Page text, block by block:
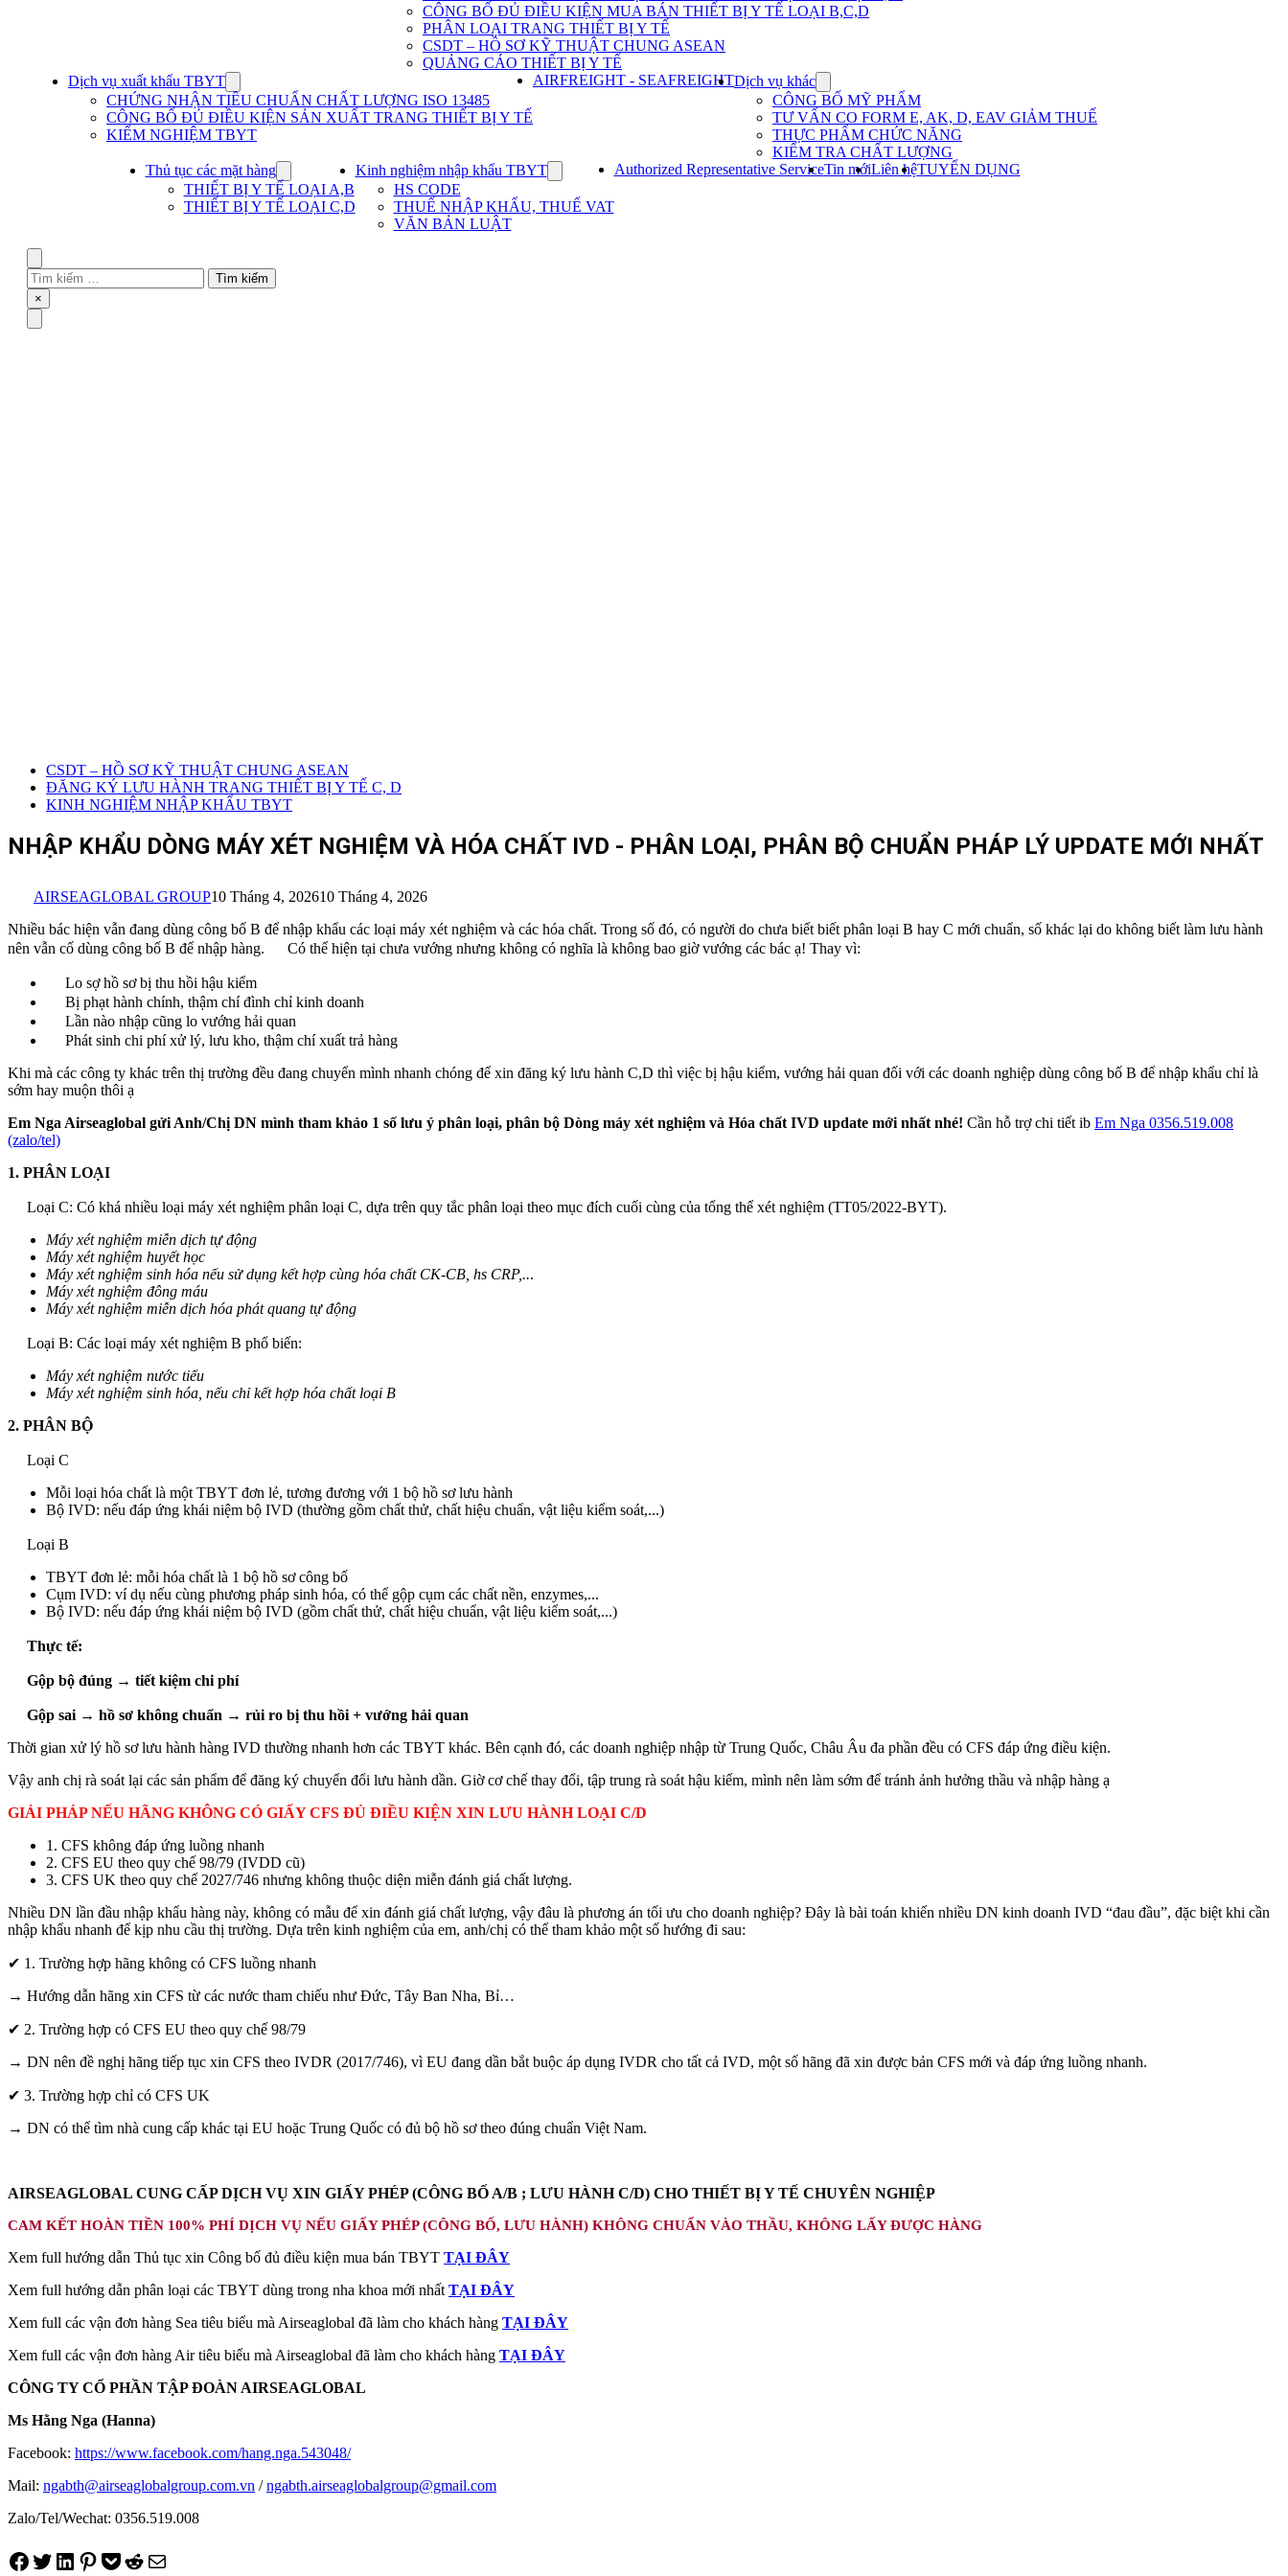
vụ
nhập
khẩu
TBYT
CÔNG BỐ ĐỦ ĐIỀU KIỆN MUA BÁN THIẾT BỊ Y TẾ LOẠI B,C,D
PHÂN LOẠI TRANG THIẾT BỊ Y TẾ
CSDT – HỒ SƠ KỸ THUẬT CHUNG ASEAN
QUẢNG CÁO THIẾT BỊ Y TẾ
Dịch vụ xuất khẩu TBYT
submenu
for
Dịch
vụ
khẩu
TBYT
CHỨNG NHẬN TIÊU CHUẨN CHẤT LƯỢNG ISO 13485
CÔNG BỐ ĐỦ ĐIỀU KIỆN SẢN XUẤT TRANG THIẾT BỊ Y TẾ
KIỂM NGHIỆM TBYT
AIRFREIGHT - SEAFREIGHTDịch vụ khác
submenu
for
Dịch
vụ
khác
CÔNG BỐ MỸ PHẨM
TƯ VẤN CO FORM E, AK, D, EAV GIẢM THUẾ
THỰC PHẨM CHỨC NĂNG
KIỂM TRA CHẤT LƯỢNG
Thủ tục các mặt hàng
submenu
for
Thủ
THIẾT BỊ Y TẾ LOẠI A,B
THIẾT BỊ Y TẾ LOẠI C,D
Kinh nghiệm nhập khẩu TBYT
submenu
for
Kinh
HS CODE
THUẾ NHẬP KHẨU, THUẾ VAT
VĂN BẢN LUẬT
Authorized Representative ServiceTin mớiLiên hệTUYỂN DỤNG
Tìm
kiếm
cho:
Close
×
CSDT – HỒ SƠ KỸ THUẬT CHUNG ASEAN
ĐĂNG KÝ LƯU HÀNH TRANG THIẾT BỊ Y TẾ C, D
KINH NGHIỆM NHẬP KHẨU TBYT
NHẬP KHẨU DÒNG MÁY XÉT NGHIỆM VÀ HÓA CHẤT IVD - PHÂN LOẠI, PHÂN BỘ CHUẨN PHÁP LÝ UPDATE MỚI NHẤT
AIRSEAGLOBAL GROUP10 Tháng 4, 202610 Tháng 4, 2026
Nhiều bác hiện vẫn đang dùng công bố B để nhập khẩu các loại máy xét nghiệm và các hóa chất. Trong số đó, có người do chưa biết biết phân loại B hay C mới chuẩn, số khác lại do không biết làm lưu hành
nên vẫn cố dùng công bố B để nhập hàng.
Có thể hiện tại chưa vướng nhưng không có nghĩa là không bao giờ vướng các bác ạ! Thay vì:
Lo sợ hồ sơ bị thu hồi hậu kiểm
Bị phạt hành chính, thậm chí đình chỉ kinh doanh
Lần nào nhập cũng lo vướng hải quan
Phát sinh chi phí xử lý, lưu kho, thậm chí xuất trả hàng
Khi mà các công ty khác trên thị trường đều đang chuyển mình nhanh chóng để xin đăng ký lưu hành C,D thì việc bị hậu kiểm, vướng hải quan đối với các doanh nghiệp dùng công bố B để nhập khẩu chỉ là
sớm hay muộn thôi ạ
Em Nga Airseaglobal gửi Anh/Chị DN mình tham khảo 1 số lưu ý phân loại, phân bộ Dòng máy xét nghiệm và Hóa chất IVD update mới nhất nhé! Cần hỗ trợ chi tiết ib Em Nga 0356.519.008
(zalo/tel)
1. PHÂN LOẠI
Loại C: Có khá nhiều loại máy xét nghiệm phân loại C, dựa trên quy tắc phân loại theo mục đích cuối cùng của tổng thể xét nghiệm (TT05/2022-BYT).
Máy xét nghiệm miễn dịch tự động
Máy xét nghiệm huyết học
Máy xét nghiệm sinh hóa nếu sử dụng kết hợp cùng hóa chất CK-CB, hs CRP,...
Máy xét nghiệm đông máu
Máy xét nghiệm miễn dịch hóa phát quang tự động
Loại B: Các loại máy xét nghiệm B phổ biến:
Máy xét nghiệm nước tiểu
Máy xét nghiệm sinh hóa, nếu chỉ kết hợp hóa chất loại B
2. PHÂN BỘ
Loại C
Mỗi loại hóa chất là một TBYT đơn lẻ, tương đương với 1 bộ hồ sơ lưu hành
Bộ IVD: nếu đáp ứng khái niệm bộ IVD (thường gồm chất thử, chất hiệu chuẩn, vật liệu kiểm soát,...)
Loại B
TBYT đơn lẻ: mỗi hóa chất là 1 bộ hồ sơ công bố
Cụm IVD: ví dụ nếu cùng phương pháp sinh hóa, có thể gộp cụm các chất nền, enzymes,...
Bộ IVD: nếu đáp ứng khái niệm bộ IVD (gồm chất thử, chất hiệu chuẩn, vật liệu kiểm soát,...)
Thực tế:
Gộp bộ đúng → tiết kiệm chi phí
Gộp sai → hồ sơ không chuẩn → rủi ro bị thu hồi + vướng hải quan
Thời gian xử lý hồ sơ lưu hành hàng IVD thường nhanh hơn các TBYT khác. Bên cạnh đó, các doanh nghiệp nhập từ Trung Quốc, Châu Âu đa phần đều có CFS đáp ứng điều kiện.
Vậy anh chị rà soát lại các sản phẩm để đăng ký chuyển đổi lưu hành dần. Giờ cơ chế thay đổi, tập trung rà soát hậu kiểm, mình nên làm sớm để tránh ảnh hưởng thầu và nhập hàng ạ
GIẢI PHÁP NẾU HÃNG KHÔNG CÓ GIẤY CFS ĐỦ ĐIỀU KIỆN XIN LƯU HÀNH LOẠI C/D
1. CFS không đáp ứng luồng nhanh
2. CFS EU theo quy chế 98/79 (IVDD cũ)
3. CFS UK theo quy chế 2027/746 nhưng không thuộc diện miễn đánh giá chất lượng.
Nhiều DN lần đầu nhập khẩu hàng này, không có mẫu để xin đánh giá chất lượng, vậy đâu là phương án tối ưu cho doanh nghiệp? Đây là bài toán khiến nhiều DN kinh doanh IVD “đau đầu”, đặc biệt khi cần
nhập khẩu nhanh để kịp nhu cầu thị trường. Dựa trên kinh nghiệm của em, anh/chị có thể tham khảo một số hướng đi sau:
✔ 1. Trường hợp hãng không có CFS luồng nhanh
→ Hướng dẫn hãng xin CFS từ các nước tham chiếu như Đức, Tây Ban Nha, Bỉ…
✔ 2. Trường hợp có CFS EU theo quy chế 98/79
→ DN nên đề nghị hãng tiếp tục xin CFS theo IVDR (2017/746), vì EU đang dần bắt buộc áp dụng IVDR cho tất cả IVD, một số hãng đã xin được bản CFS mới và đáp ứng luồng nhanh.
✔ 3. Trường hợp chỉ có CFS UK
→ DN có thể tìm nhà cung cấp khác tại EU hoặc Trung Quốc có đủ bộ hồ sơ theo đúng chuẩn Việt Nam.
AIRSEAGLOBAL CUNG CẤP DỊCH VỤ XIN GIẤY PHÉP (CÔNG BỐ A/B ; LƯU HÀNH C/D) CHO THIẾT BỊ Y TẾ CHUYÊN NGHIỆP
CAM KẾT HOÀN TIỀN 100% PHÍ DỊCH VỤ NẾU GIẤY PHÉP (CÔNG BỐ, LƯU HÀNH) KHÔNG CHUẨN VÀO THẦU, KHÔNG LẤY ĐƯỢC HÀNG
Xem full hướng dẫn Thủ tục xin Công bố đủ điều kiện mua bán TBYT TẠI ĐÂY
Xem full hướng dẫn phân loại các TBYT dùng trong nha khoa mới nhất TẠI ĐÂY
Xem full các vận đơn hàng Sea tiêu biểu mà Airseaglobal đã làm cho khách hàng TẠI ĐÂY
Xem full các vận đơn hàng Air tiêu biểu mà Airseaglobal đã làm cho khách hàng TẠI ĐÂY
CÔNG TY CỔ PHẦN TẬP ĐOÀN AIRSEAGLOBAL
Ms Hằng Nga (Hanna)
Facebook: https://www.facebook.com/hang.nga.543048/
Mail: ngabth@airseaglobalgroup.com.vn /ngabth.airseaglobalgroup@gmail.com
Zalo/Tel/Wechat: 0356.519.008
Share on Facebook
Tweet on Twitter
Share on LinkedIn
Pin on Pinterest
Save to pocket
Share on Reddit
Share via Email